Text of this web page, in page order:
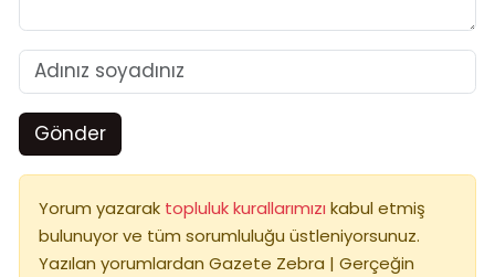
Gönder
Yorum yazarak topluluk kurallarımızı kabul etmiş
bulunuyor ve tüm sorumluluğu üstleniyorsunuz.
Yazılan yorumlardan Gazete Zebra | Gerçeğin